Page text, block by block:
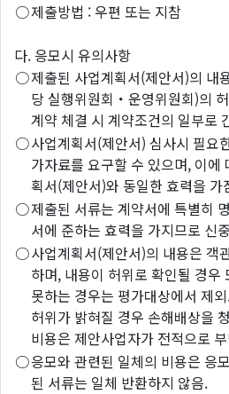
○제출방법 : 우편 또는 지참
다. 응모시 유의사항
○제출된 사업계획서(제안서)의 내
당 실행위원회・운영위원회)의
계약 체결 시 계약조건의 일부로
○사업계획서(제안서) 심사시 필요
가자료를 요구할 수 있으며, 이에
획서(제안서)와 동일한 효력을 가
○제출된 서류는 계약서에 특별히
서에 준하는 효력을 가지므로 신
○사업계획서(제안서)의 내용은 객
하며, 내용이 허위로 확인될 경우
못하는 경우는 평가대상에서 제
허위가 밝혀질 경우 손해배상을
비용은 제안사업자가 전적으로
○응모와 관련된 일체의 비용은 응
된 서류는 일체 반환하지 않음.